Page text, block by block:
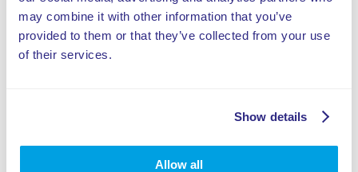
may combine it with other information that you’ve
provided to them or that they’ve collected from your use
of their services.
Show details
Allow all